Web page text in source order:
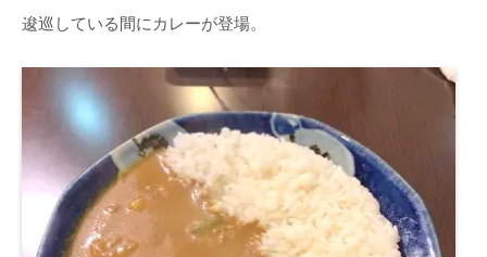
逡巡している間にカレーが登場。